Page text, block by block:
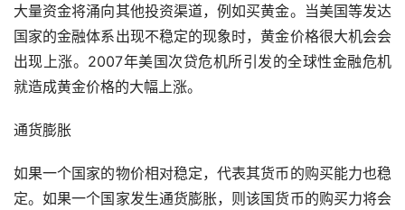
大量资金将涌向其他投资渠道，例如买黄金。当美国等发达
国家的金融体系出现不稳定的现象时，黄金价格很大机会会
出现上涨。2007年美国次贷危机所引发的全球性金融危机
就造成黄金价格的大幅上涨。
通货膨胀
如果一个国家的物价相对稳定，代表其货币的购买能力也稳
定。如果一个国家发生通货膨胀，则该国货币的购买力将会